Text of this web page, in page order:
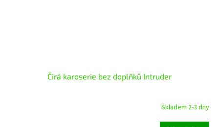
Čirá karoserie bez doplňků Intruder
Skladem 2-3 dny